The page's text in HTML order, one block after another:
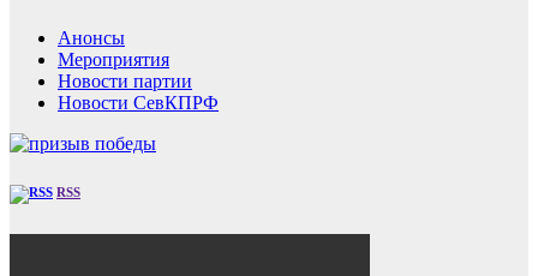
Анонсы
Мероприятия
Новости партии
Новости СевКПРФ
RSS